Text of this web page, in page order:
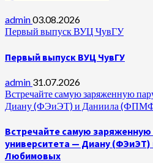
admin03.08.2026
Первый выпуск ВУЦ ЧувГУ
Первый выпуск ВУЦ ЧувГУ
admin 31.07.2026
Встречайте самую заряженную
Диану (ФЭиЭТ) и Даниила
Встречайте самую заряженную
университета — Диану
Любимовых